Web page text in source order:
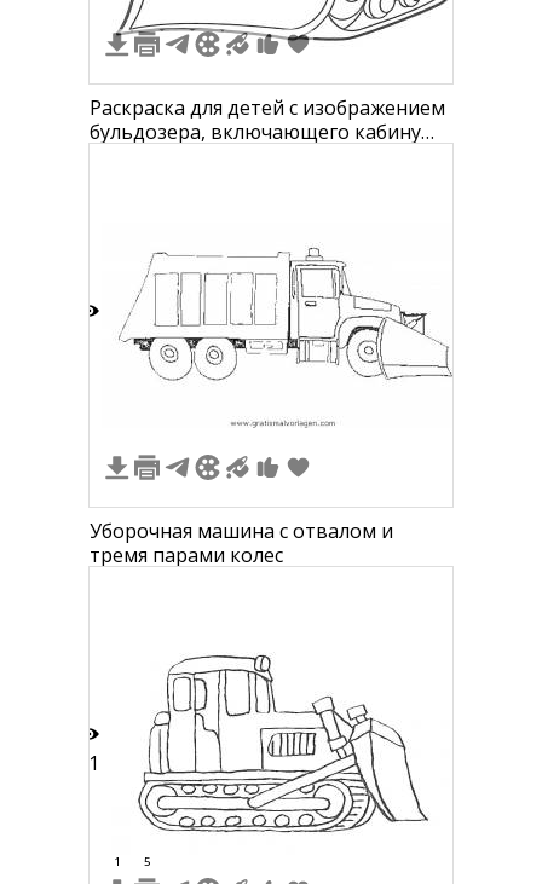
Раскраска для детей с изображением
бульдозера, включающего кабину
Уборочная машина с отвалом и
тремя парами колес
11
1 5